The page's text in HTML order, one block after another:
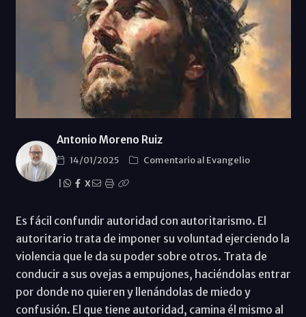
Antonio Moreno Ruiz
14/01/2025
Comentario al Evangelio
X
Es fácil confundir autoridad con autoritarismo. El
autoritario trata de imponer su voluntad ejerciendo la
violencia que le da su poder sobre otros. Trata de
conducir a sus ovejas a empujones, haciéndolas entrar
por donde no quieren y llenándolas de miedo y
confusión. El que tiene autoridad, camina él mismo al